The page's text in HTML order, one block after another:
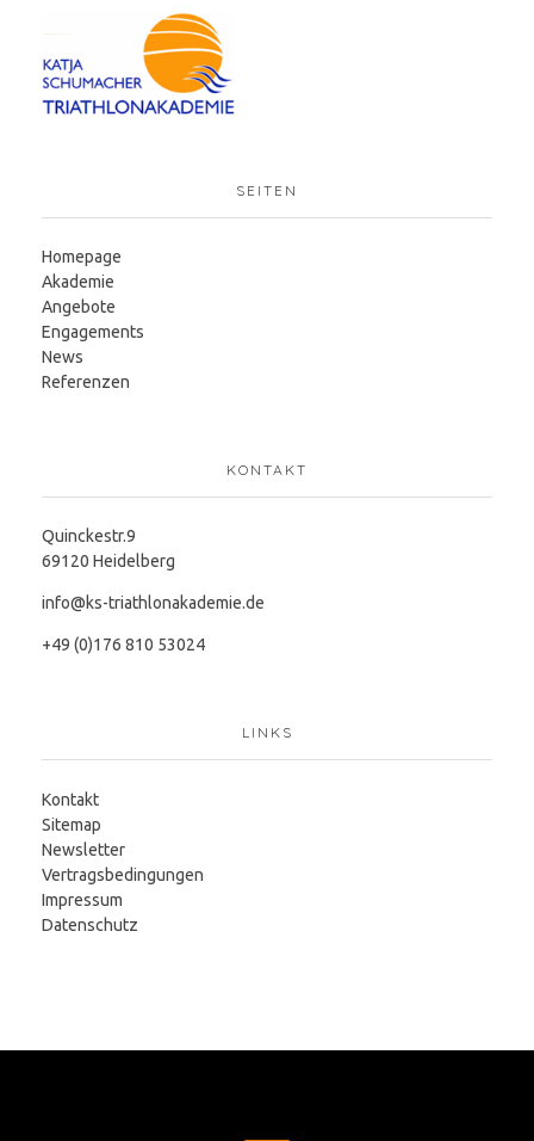
r
SEITEN
Homepage
Akademie
Angebote
Engagements
News
Referenzen
KONTAKT
Quinckestr.9
69120 Heidelberg
info@ks-triathlonakademie.de
+49 (0)176 810 53024
LINKS
Kontakt
Sitemap
Newsletter
Vertragsbedingungen
Impressum
Datenschutz